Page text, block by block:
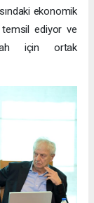
ekonomik
temsil ediyor ve
için ortak